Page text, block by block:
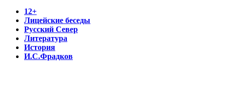
12+
Лицейские беседы
Русский Север
Литература
История
И.С.Фрадков